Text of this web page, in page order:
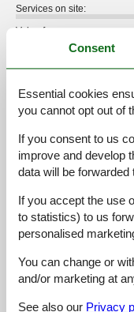
Services on site:
Value for money:
5,0
Cleaning: 5
Room:
General:
volle Zufriedenheit,
5,0
Cleaning: 5
Room:
5
General:
I loved this
very comfortable. Also
pills for the washbasin.
Consent
Essential cookies
you cannot opt out of
If you consent to us
improve and develop
data will be
If you accept the use
to statistics) to us
personalised
You can change or
and/or marketing at
See also our Privacy